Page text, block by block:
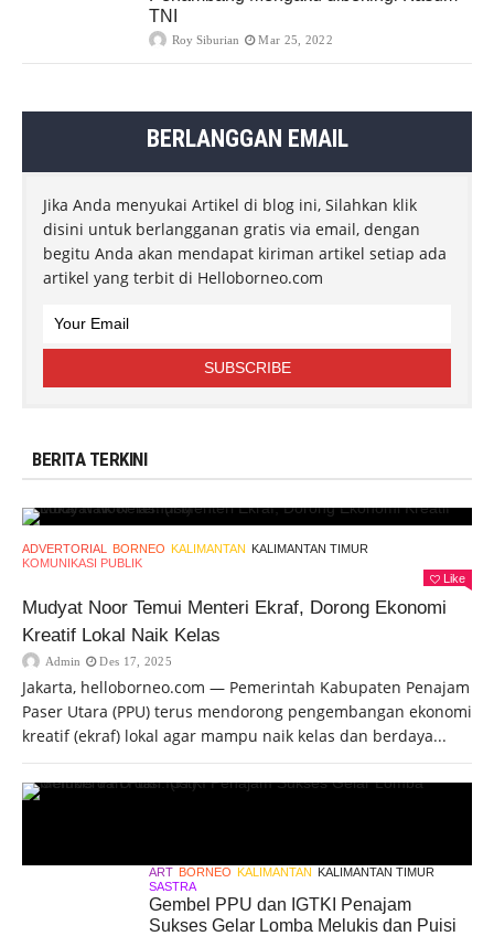
TNI
Roy Siburian Mar 25, 2022
BERLANGGAN EMAIL
Jika Anda menyukai Artikel di blog ini, Silahkan klik
disini untuk berlangganan gratis via email, dengan
begitu Anda akan mendapat kiriman artikel setiap ada
artikel yang terbit di Helloborneo.com
BERITA TERKINI
ADVERTORIAL BORNEO KALIMANTAN KALIMANTAN TIMUR
KOMUNIKASI PUBLIK
Like
Mudyat Noor Temui Menteri Ekraf, Dorong Ekonomi
Kreatif Lokal Naik Kelas
Admin Des 17, 2025
Jakarta, helloborneo.com — Pemerintah Kabupaten Penajam
Paser Utara (PPU) terus mendorong pengembangan ekonomi
kreatif (ekraf) lokal agar mampu naik kelas dan berdaya...
ART BORNEO KALIMANTAN KALIMANTAN TIMUR
SASTRA
Gembel PPU dan IGTKI Penajam
Sukses Gelar Lomba Melukis dan Puisi